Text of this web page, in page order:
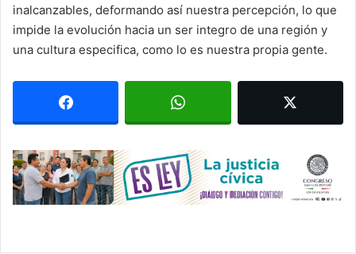
inalcanzables, deformando así nuestra percepción, lo que
impide la evolución hacia un ser integro de una región y
una cultura especifica, como lo es nuestra propia gente.